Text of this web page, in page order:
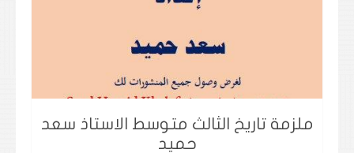
ملزمة تاريخ الثالث متوسط الاستاذ سعد
حميد